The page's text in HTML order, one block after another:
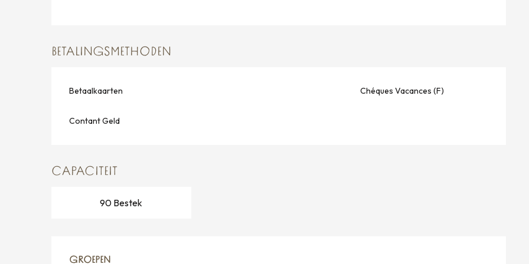
BETALINGSMETHODEN
Betaalkaarten Chéques Vacances (F)
Contant Geld
CAPACITEIT
90 Bestek
GROEPEN
GROEPEN